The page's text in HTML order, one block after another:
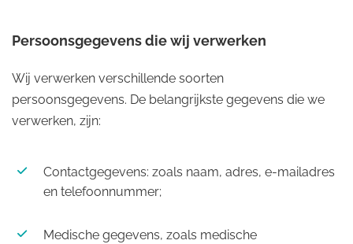
Persoonsgegevens die wij verwerken
Wij verwerken verschillende soorten
persoonsgegevens. De belangrijkste gegevens die we
verwerken, zijn:
Contactgegevens: zoals naam, adres, e-mailadres
en telefoonnummer;
Medische gegevens, zoals medische